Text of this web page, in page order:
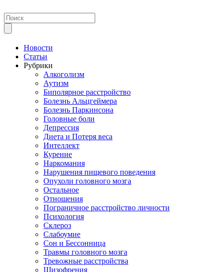
Новости
Статьи
Рубрики
Алкоголизм
Аутизм
Биполярное расстройство
Болезнь Альцгеймера
Болезнь Паркинсона
Головные боли
Депрессия
Диета и Потеря веса
Интеллект
Курение
Наркомания
Нарушения пищевого поведения
Опухоли головного мозга
Остальное
Отношения
Пограничное расстройство личности
Психология
Склероз
Слабоумие
Сон и Бессонница
Травмы головного мозга
Тревожные расстройства
Шизофрения